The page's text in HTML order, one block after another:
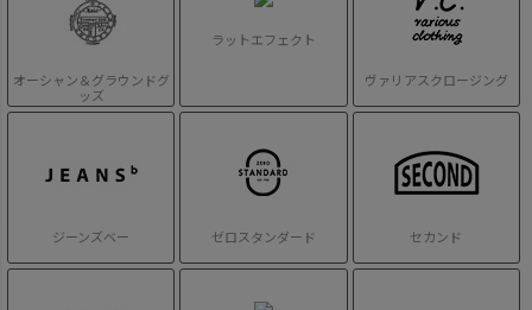
オーシャン＆グラウンドグ
ッズ
ラットエフェクト
ヴァリアスクロージング
ジーンズベー ゼロスタンダード セカンド